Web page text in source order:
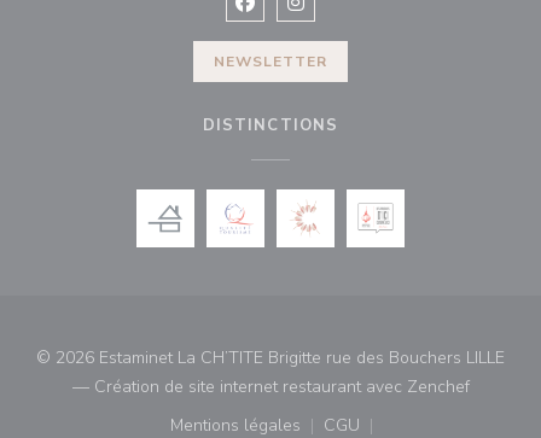
Facebook ((ouvre une nouvelle
Instagram ((ouvre une
NEWSLETTER
DISTINCTIONS
© 2026 Estaminet La CH’TITE Brigitte rue des Bouchers LILLE
— Création de site internet restaurant avec Zenchef((ouvre
Mentions légales
CGU